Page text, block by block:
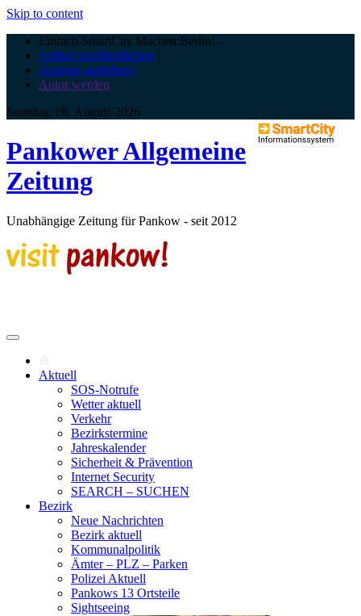
Skip to content
Einfach.SmartCity.Machen:Berlin! -
Artikel veröffentlichen |
Anzeige aufgeben |
Autor werden
Samstag, 08. August 2026
Pankower Allgemeine
Zeitung
Unabhängige Zeitung für Pankow - seit 2012
Aktuell
SOS-Notrufe
Wetter aktuell
Verkehr
Bezirkstermine
Jahreskalender
Sicherheit & Prävention
Internet Security
SEARCH – SUCHEN
Bezirk
Neue Nachrichten
Bezirk aktuell
Kommunalpolitik
Ämter – PLZ – Parken
Polizei Aktuell
Pankows 13 Ortsteile
Sightseeing